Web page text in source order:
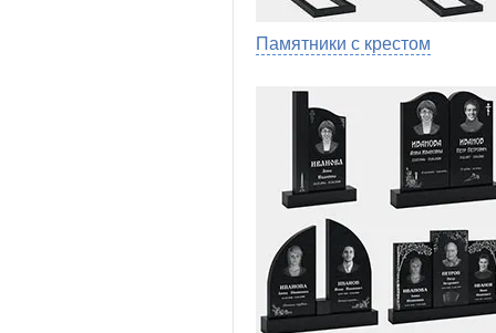
Памятники с крестом